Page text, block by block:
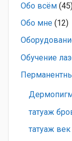
Обо всём
Обо мне (12)
Обучение
татуаж
татуаж век